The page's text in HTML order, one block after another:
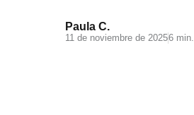
Paula C.
11 de noviembre de 20256 min.